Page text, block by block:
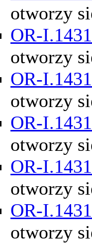
otworzy
OR-
otworzy
OR-
otworzy
OR-
otworzy
OR-
otworzy
OR-
otworzy